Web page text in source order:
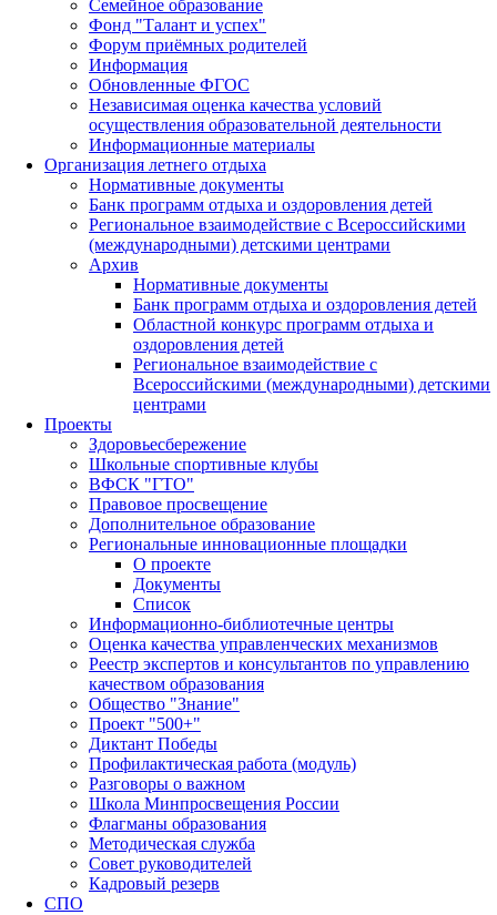
Семейное образование
Фонд "Талант и успех"
Форум приёмных родителей
Информация
Обновленные ФГОС
Независимая оценка качества условий
осуществления образовательной деятельности
Информационные материалы
Организация летнего отдыха
Нормативные документы
Банк программ отдыха и оздоровления детей
Региональное взаимодействие с Всероссийскими
(международными) детскими центрами
Архив
Нормативные документы
Банк программ отдыха и оздоровления детей
Областной конкурс программ отдыха и
оздоровления детей
Региональное взаимодействие с
Всероссийскими (международными) детскими
центрами
Проекты
Здоровьесбережение
Школьные спортивные клубы
ВФСК "ГТО"
Правовое просвещение
Дополнительное образование
Региональные инновационные площадки
О проекте
Документы
Список
Информационно-библиотечные центры
Оценка качества управленческих механизмов
Реестр экспертов и консультантов по управлению
качеством образования
Общество "Знание"
Проект "500+"
Диктант Победы
Профилактическая работа (модуль)
Разговоры о важном
Школа Минпросвещения России
Флагманы образования
Методическая служба
Совет руководителей
Кадровый резерв
СПО